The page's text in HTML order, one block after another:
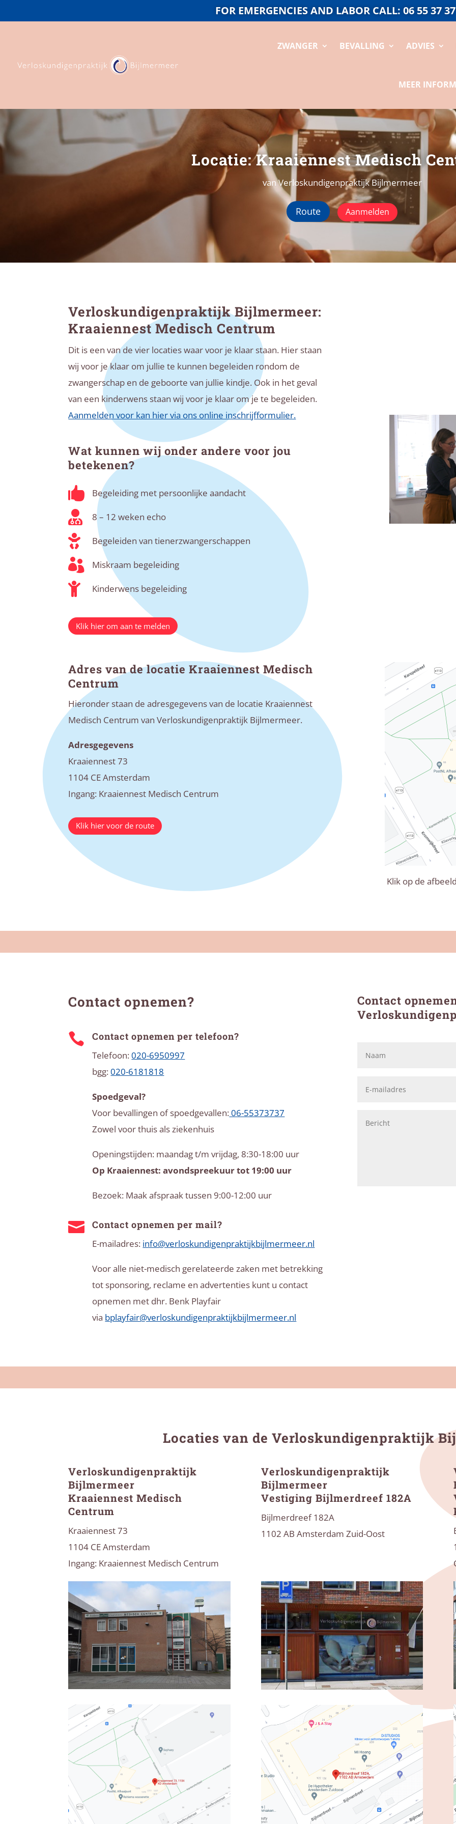
FOR EMERGENCIES AND LABOR CALL: 06 55 37
ZWANGER BEVALLING ADVIES
MEER
Locatie: Kraaiennest Medisch
van Verloskundigenpraktijk Bijlmermeer
Route Aanmelden
Verloskundigenpraktijk Bijlmermeer:
Kraaiennest Medisch Centrum
Dit is een van de vier locaties waar voor je klaar staan. Hier staan
wij voor je klaar om jullie te kunnen begeleiden rondom de
zwangerschap en de geboorte van jullie kindje. Ook in het geval
van een kinderwens staan wij voor je klaar om je te begeleiden.
Aanmelden voor kan hier via ons online inschrijfformulier.
Wat kunnen wij onder andere voor jou
betekenen?
 Begeleiding met persoonlijke aandacht
 8 – 12 weken echo
 Begeleiden van tienerzwangerschappen
 Miskraam begeleiding
 Kinderwens begeleiding
Klik hier om aan te melden
Adres van de locatie Kraaiennest Medisch
Centrum
Hieronder staan de adresgegevens van de locatie Kraaiennest
Medisch Centrum van Verloskundigenpraktijk Bijlmermeer.
Adresgegevens
Kraaiennest 73
1104 CE Amsterdam
Ingang: Kraaiennest Medisch Centrum
Klik hier voor de route
Klik op de
Contact opnemen?
 Contact opnemen per telefoon?
Telefoon:020-6950997
bgg:020-6181818
Spoedgeval?
Voor bevallingen of spoedgevallen:06-55373737
Zowel voor thuis als ziekenhuis
Openingstijden: maandag t/m vrijdag, 8:30-18:00 uur
Op Kraaiennest: avondspreekuur tot 19:00 uur
Bezoek: Maak afspraak tussen 9:00-12:00 uur
 Contact opnemen per mail?
E-mailadres: info@verloskundigenpraktijkbijlmermeer.nl
Voor alle niet-medisch gerelateerde zaken met betrekking
tot sponsoring, reclame en advertenties kunt u contact
opnemen met dhr. Benk Playfair
via bplayfair@verloskundigenpraktijkbijlmermeer.nl
Contact
Locaties van de Verloskundigenpraktijk
Verloskundigenpraktijk
Bijlmermeer
Kraaiennest Medisch
Centrum
Kraaiennest 73
1104 CE Amsterdam
Ingang: Kraaiennest Medisch Centrum
Verloskundigenpraktijk
Bijlmermeer
Vestiging Bijlmerdreef 182A
Bijlmerdreef 182A
1102 AB Amsterdam Zuid-Oost